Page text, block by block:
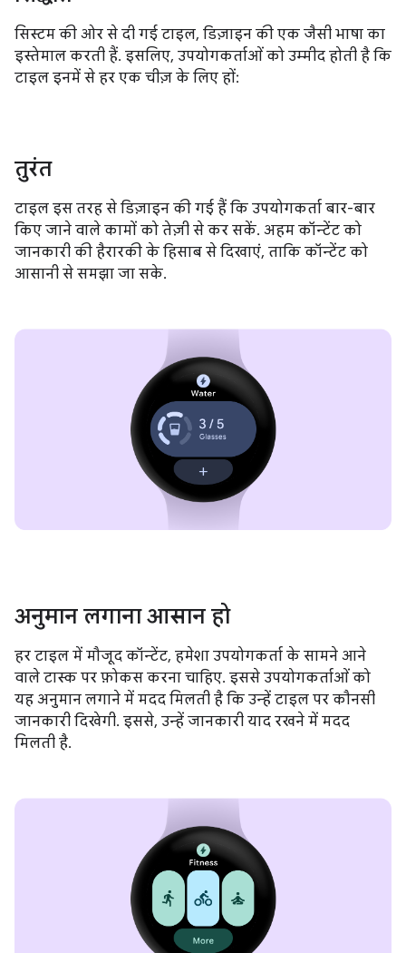
सिस्टम की ओर से दी गई टाइल, डिज़ाइन की एक जैसी भाषा का
इस्तेमाल करती हैं. इसलिए, उपयोगकर्ताओं को उम्मीद होती है कि
टाइल इनमें से हर एक चीज़ के लिए हों:
तुरंत
टाइल इस तरह से डिज़ाइन की गई हैं कि उपयोगकर्ता बार-बार
किए जाने वाले कामों को तेज़ी से कर सकें. अहम कॉन्टेंट को
जानकारी की हैरारकी के हिसाब से दिखाएं, ताकि कॉन्टेंट को
आसानी से समझा जा सके.
अनुमान लगाना आसान हो
हर टाइल में मौजूद कॉन्टेंट, हमेशा उपयोगकर्ता के सामने आने
वाले टास्क पर फ़ोकस करना चाहिए. इससे उपयोगकर्ताओं को
यह अनुमान लगाने में मदद मिलती है कि उन्हें टाइल पर कौनसी
जानकारी दिखेगी. इससे, उन्हें जानकारी याद रखने में मदद
मिलती है.